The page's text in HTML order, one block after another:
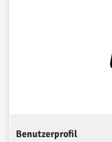
Benutzerprofil